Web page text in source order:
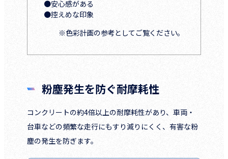
●安心感がある
●控えめな印象
※色彩計画の参考としてご覧ください。
粉塵発生を防ぐ耐摩耗性
コンクリートの約4倍以上の耐摩耗性があり、車両・
台車などの頻繁な走行にもすり減りにくく、有害な粉
塵の発生を防ぎます。